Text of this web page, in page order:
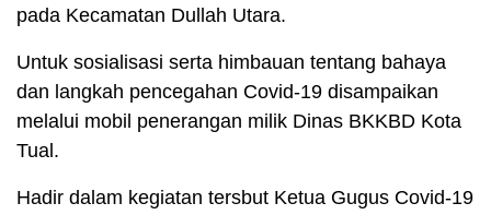
pada Kecamatan Dullah Utara.
Untuk sosialisasi serta himbauan tentang bahaya
dan langkah pencegahan Covid-19 disampaikan
melalui mobil penerangan milik Dinas BKKBD Kota
Tual.
Hadir dalam kegiatan tersbut Ketua Gugus Covid-19